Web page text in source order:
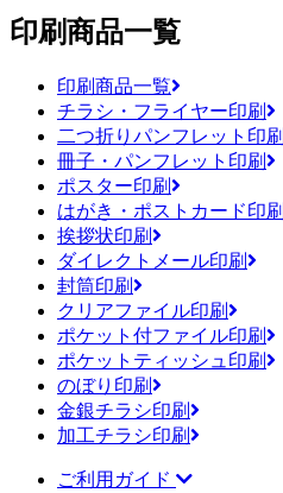
印刷商品一覧
印刷商品一覧
チラシ・フライヤー印刷
二つ折りパンフレット印刷
冊子・パンフレット印刷
ポスター印刷
はがき・ポストカード印刷
挨拶状印刷
ダイレクトメール印刷
封筒印刷
クリアファイル印刷
ポケット付ファイル印刷
ポケットティッシュ印刷
のぼり印刷
金銀チラシ印刷
加工チラシ印刷
ご利用ガイド